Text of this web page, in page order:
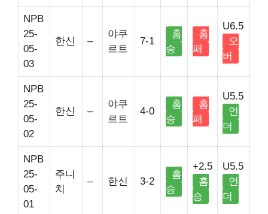
NPB
25-
05-
03
한신 –
야쿠
르트
7-1
홈
승
홈
패
U6.5
오
버
NPB
25-
05-
02
한신 –
야쿠
르트
4-0
홈
승
홈
패
U5.5
언
더
NPB
25-
05-
01
주니
치
– 한신 3-2
홈
승
+2.5
홈
승
U5.5
언
더